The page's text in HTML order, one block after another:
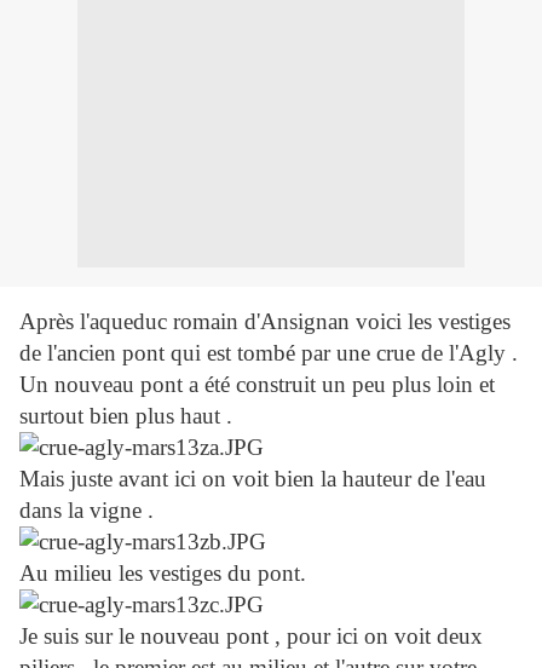
Après l'aqueduc romain d'Ansignan voici les vestiges
de l'ancien pont qui est tombé par une crue de l'Agly .
Un nouveau pont a été construit un peu plus loin et
surtout bien plus haut .
Mais juste avant ici on voit bien la hauteur de l'eau
dans la vigne .
Au milieu les vestiges du pont.
Je suis sur le nouveau pont , pour ici on voit deux